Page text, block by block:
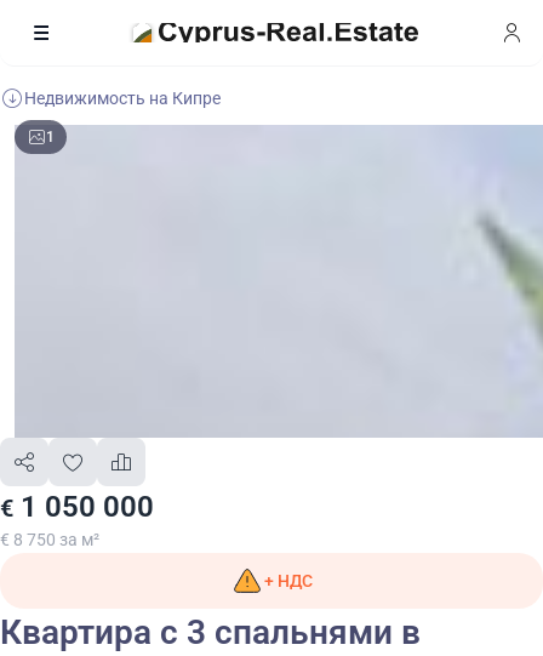
Недвижимость на Кипре
1
€ 1 050 000
€ 8 750 за м²
+ НДС
Квартира с 3 спальнями в